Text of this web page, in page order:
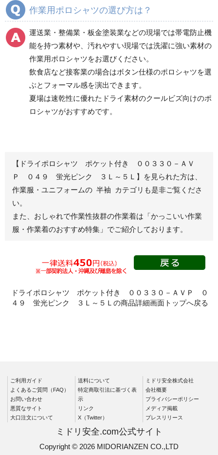
食品産業用長袖
食品産業用半袖
クリーンウェア
通年
通年
ワークパンツ
春夏ワークパンツ作業
通年ワークパンツ作業
食品産業用ワークパン
ツ
パンツ
カーゴパンツ
通年カーゴパンツ作業
レディース作業着
ブルゾン
春夏長袖
秋冬長袖
スモック
春夏長袖
秋冬長袖
春夏半袖
クリーンウェ
ア
シャツ
半袖
作業用ポロシャツの選び方は？
運送業・整備業・板金塗装業などの現場では帯電防止機
能を持つ素材や、汚れやすい現場では洗濯に強い素材の
作業用ポロシャツをお選びください。
飲食店など接客業の場合はボタン仕様のポロシャツを選
ぶとフォーマル感を演出できます。
夏場は速乾性に優れたドライ素材のクールビズ向けのポ
ロシャツがおすすめです。
【ドライポロシャツ ポケット付き ００３３０－ＡＶ
Ｐ ０４９ 蛍光ピンク ３Ｌ～５Ｌ】を見られた方は、
作業服・ユニフォームの 半袖 カテゴリも是非ご覧くださ
い。
また、おしゃれで作業性抜群の作業着は 「かっこいい作業
服・作業着のおすすめ特集」 でご紹介しております。
ドライポロシャツ ポケット付き ００３３０－ＡＶＰ ０
４９ 蛍光ピンク ３Ｌ～５Ｌの商品詳細画面トップへ戻る
ご利用ガイド
よくあるご質問（FAQ）
お問い合わせ
悪質なサイト
大口注文について
送料について
特定商取引法に基づく表
示
リンク
X（Twitter）
ミドリ安全株式会社
会社概要
プライバシーポリシー
メディア掲載
プレスリリース
ミドリ安全.com公式サイト
Copyright © 2026 MIDORIANZEN CO.,LTD